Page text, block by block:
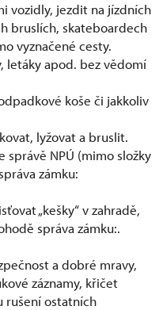
vozidly, jezdit na jízdních
bruslích, skateboardech
vyznačené cesty.
apod. bez vědomí
koše či jakkoliv
lyžovat a bruslit.
NPÚ (mimo složky
zámku:
„kešky“ v zahradě,
správa zámku:.
a dobré mravy,
záznamy, křičet
rušení ostatních